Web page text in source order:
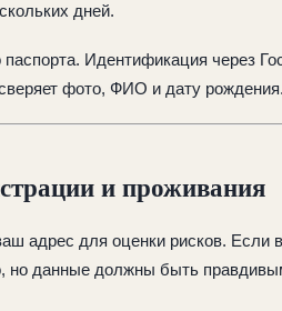
дней.
Идентификация через
фото, ФИО и дату рождения.
и проживания
адрес для оценки рисков. Если
но данные должны быть